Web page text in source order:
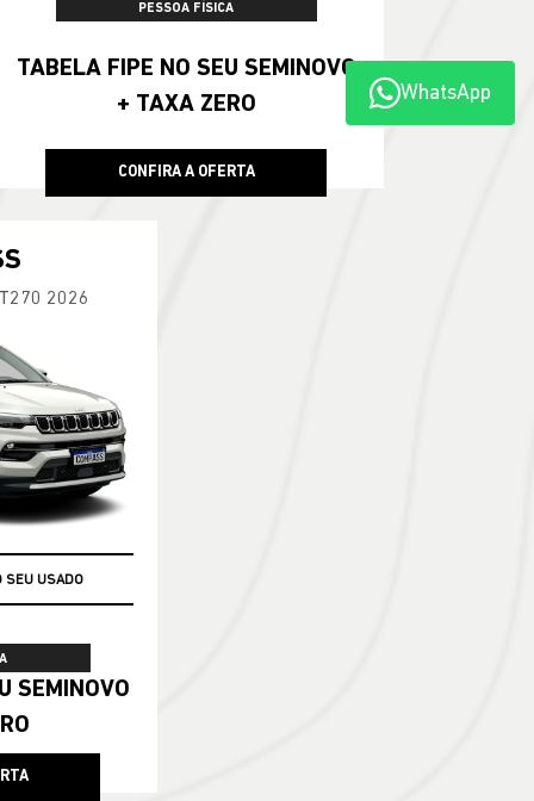
PESSOA FÍSICA
TABELA FIPE NO SEU SEMINOVO
+ TAXA ZERO
CONFIRA A OFERTA
2026
SEU USADO
WhatsApp